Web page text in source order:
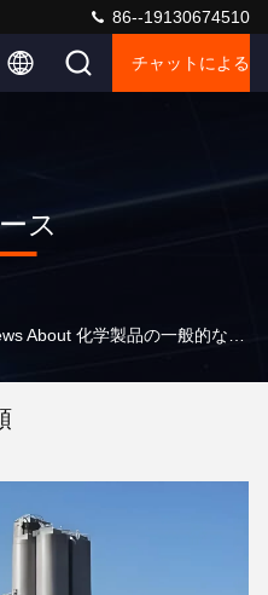
86--19130674510
チャットによる
ス